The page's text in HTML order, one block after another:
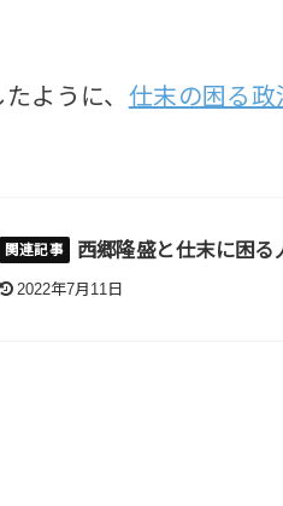
ように、 仕末の困る政
西郷隆盛と仕末に困る
2022年7月11日